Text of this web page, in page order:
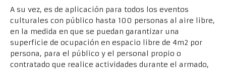
A su vez, es de aplicación para todos los eventos
culturales con público hasta 100 personas al aire libre,
en la medida en que se puedan garantizar una
superficie de ocupación en espacio libre de 4m2 por
persona, para el público y el personal propio o
contratado que realice actividades durante el armado,